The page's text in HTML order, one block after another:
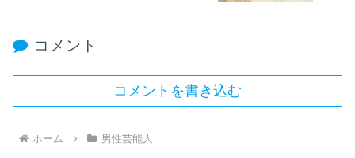
コメント
コメントを書き込む
ホーム 男性芸能人